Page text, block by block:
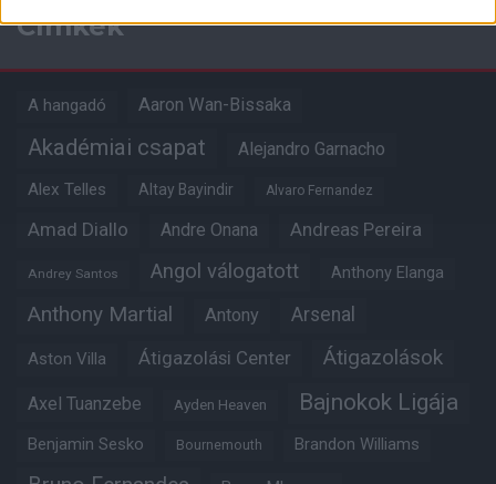
Címkék
A hangadó Aaron Wan-Bissaka
Akadémiai csapat Alejandro Garnacho
Alex Telles Altay Bayindir Alvaro Fernandez
Amad Diallo Andre Onana Andreas Pereira
Andrey Santos Angol válogatott Anthony Elanga
Anthony Martial Antony Arsenal
Aston Villa Átigazolási Center Átigazolások
Axel Tuanzebe Ayden Heaven Bajnokok Ligája
Benjamin Sesko Bournemouth Brandon Williams